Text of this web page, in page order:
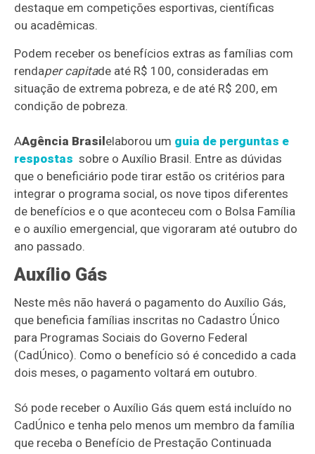
destaque em competições esportivas, científicas
ou acadêmicas.
Podem receber os benefícios extras as famílias com
rendaper capitade até R$ 100, consideradas em
situação de extrema pobreza, e de até R$ 200, em
condição de pobreza.
AAgência Brasil elaborou um guia de perguntas e
respostas sobre o Auxílio Brasil. Entre as dúvidas
que o beneficiário pode tirar estão os critérios para
integrar o programa social, os nove tipos diferentes
de benefícios e o que aconteceu com o Bolsa Família
e o auxílio emergencial, que vigoraram até outubro do
ano passado.
Auxílio Gás
Neste mês não haverá o pagamento do Auxílio Gás,
que beneficia famílias inscritas no Cadastro Único
para Programas Sociais do Governo Federal
(CadÚnico). Como o benefício só é concedido a cada
dois meses, o pagamento voltará em outubro.
Só pode receber o Auxílio Gás quem está incluído no
CadÚnico e tenha pelo menos um membro da família
que receba o Benefício de Prestação Continuada